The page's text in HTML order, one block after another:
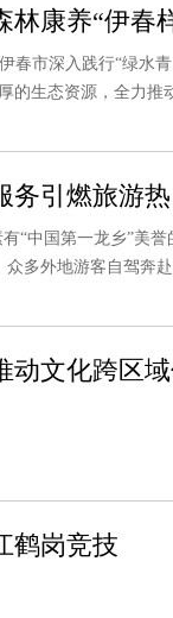
林康养“伊春
市深入践行“绿水青
的生态资源，全力
务引燃旅游热
中国第一龙乡”美誉
多外地游客自驾奔
动文化跨区
鹤岗竞技